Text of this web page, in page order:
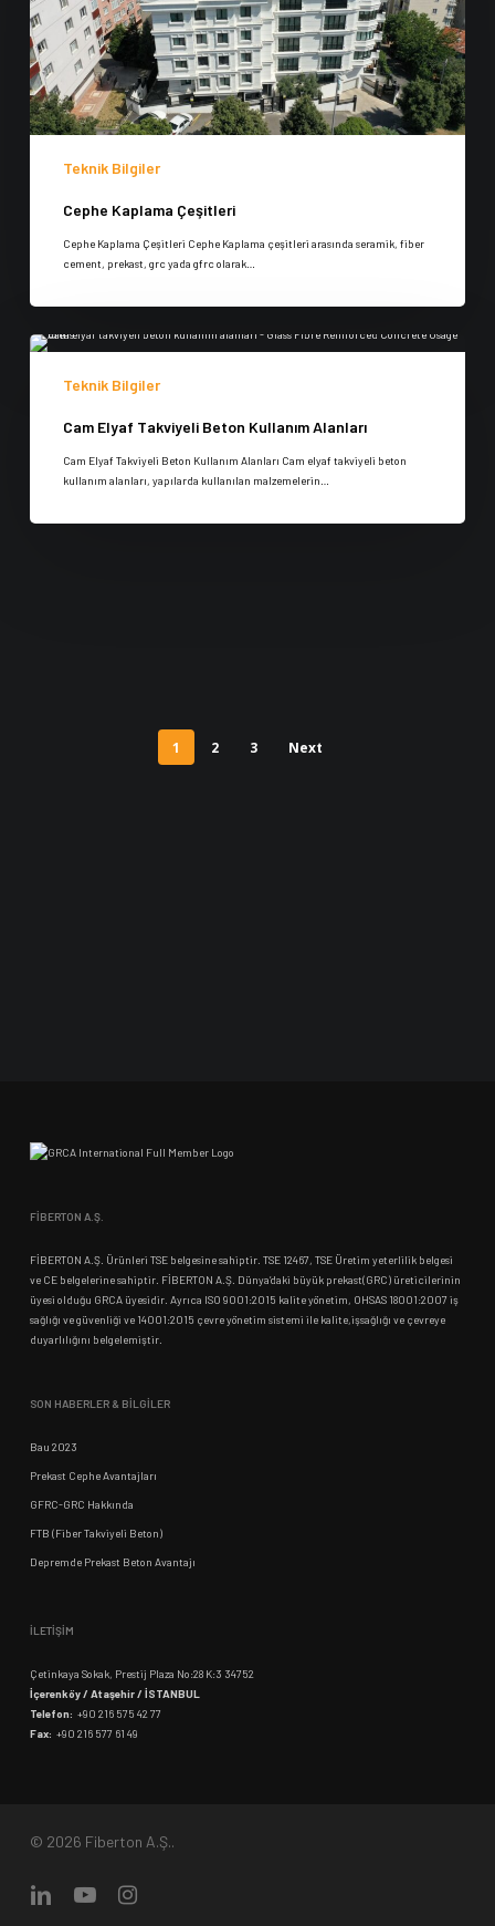
Teknik Bilgiler
Cephe Kaplama Çeşitleri
Cephe Kaplama Çeşitleri Cephe Kaplama çeşitleri arasında seramik, fiber
cement, prekast, grc yada gfrc olarak…
Teknik Bilgiler
Cam Elyaf Takviyeli Beton Kullanım Alanları
Cam Elyaf Takviyeli Beton Kullanım Alanları Cam elyaf takviyeli beton
kullanım alanları, yapılarda kullanılan malzemelerin…
1 2 3 Next
FİBERTON A.Ş.
FİBERTON A.Ş. Ürünleri TSE belgesine sahiptir. TSE 12467, TSE Üretim yeterlilik belgesi
ve CE belgelerine sahiptir. FİBERTON A.Ş. Dünya’daki büyük prekast(GRC) üreticilerinin
üyesi olduğu GRCA üyesidir. Ayrıca ISO 9001:2015 kalite yönetim, OHSAS 18001:2007 iş
sağlığı ve güvenliği ve 14001:2015 çevre yönetim sistemi ile kalite,işsağlığı ve çevreye
duyarlılığını belgelemiştir.
SON HABERLER & BİLGİLER
Bau 2023
Prekast Cephe Avantajları
GFRC-GRC Hakkında
FTB (Fiber Takviyeli Beton)
Depremde Prekast Beton Avantajı
İLETİŞİM
Çetinkaya Sokak, Prestij Plaza No:28 K:3 34752
İçerenköy / Ataşehir / İSTANBUL
Telefon: +90 216 575 42 77
Fax: +90 216 577 61 49
© 2026 Fiberton A.Ş..
linkedinyoutubeinstagram